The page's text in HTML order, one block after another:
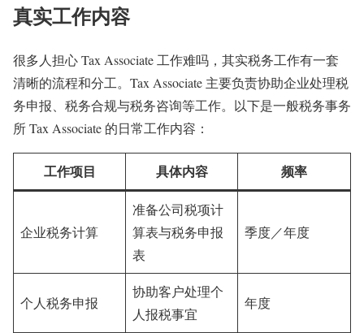
真实工作内容
很多人担心 Tax Associate 工作难吗，其实税务工作有一套
清晰的流程和分工。Tax Associate 主要负责协助企业处理税
务申报、税务合规与税务咨询等工作。以下是一般税务事务
所 Tax Associate 的日常工作内容：
工作项目 具体内容 频率
企业税务计算
准备公司税项计
算表与税务申报
表
季度／年度
个人税务申报
协助客户处理个
人报税事宜
年度